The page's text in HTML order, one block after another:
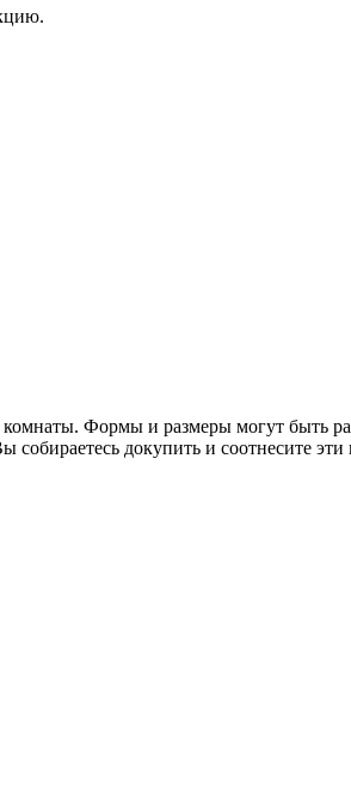
Формы и размеры могут быть
собираетесь докупить и соотнесите